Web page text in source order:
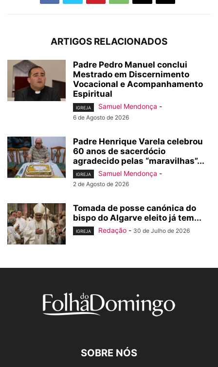
ARTIGOS RELACIONADOS
Padre Pedro Manuel conclui
Mestrado em Discernimento
Vocacional e Acompanhamento
Espiritual
IGREJA Samuel Mendonça -
6 de Agosto de 2026
Padre Henrique Varela celebrou
60 anos de sacerdócio
agradecido pelas “maravilhas”...
IGREJA Samuel Mendonça -
2 de Agosto de 2026
Tomada de posse canónica do
bispo do Algarve eleito já tem...
IGREJA Redação - 30 de Julho de 2026
SOBRE NÓS